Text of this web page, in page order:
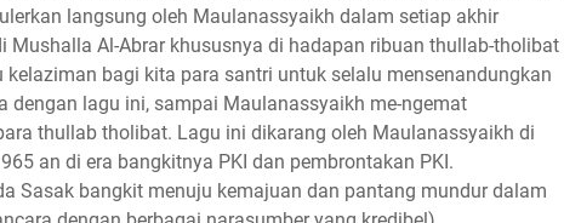
langsung oleh Maulanassyaikh dalam setiap akhir
Mushalla Al-Abrar khususnya di hadapan ribuan thullab-tholibat
kelaziman bagi kita para santri untuk selalu mensenandungkan
dengan lagu ini, sampai Maulanassyaikh me-ngemat
thullab tholibat. Lagu ini dikarang oleh Maulanassyaikh di
an di era bangkitnya PKI dan pembrontakan PKI.
Sasak bangkit menuju kemajuan dan pantang mundur dalam